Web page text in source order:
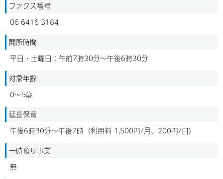
ファクス番号
06-6416-3184
開所時間
平日・土曜日：午前7時30分～午後6時30分
対象年齢
0～5歳
延長保育
午後6時30分～午後7時（利用料 1,500円/月、200円/日）
一時預り事業
無